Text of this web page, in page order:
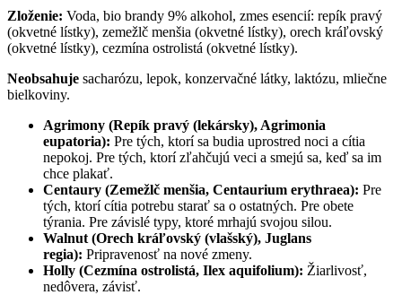
Zloženie: Voda, bio brandy 9% alkohol, zmes esencií: repík pravý
(okvetné lístky), zemežlč menšia (okvetné lístky), orech kráľovský
(okvetné lístky), cezmína ostrolistá (okvetné lístky).
Neobsahuje sacharózu, lepok, konzervačné látky, laktózu, mliečne
bielkoviny.
Agrimony (Repík pravý (lekársky), Agrimonia
eupatoria): Pre tých, ktorí sa budia uprostred noci a cítia
nepokoj. Pre tých, ktorí zľahčujú veci a smejú sa, keď sa im
chce plakať.
Centaury (Zemežlč menšia, Centaurium erythraea): Pre
tých, ktorí cítia potrebu starať sa o ostatných. Pre obete
týrania. Pre závislé typy, ktoré mrhajú svojou silou.
Walnut (Orech kráľovský (vlašský), Juglans
regia): Pripravenosť na nové zmeny.
Holly (Cezmína ostrolistá, Ilex aquifolium): Žiarlivosť,
nedôvera, závisť.